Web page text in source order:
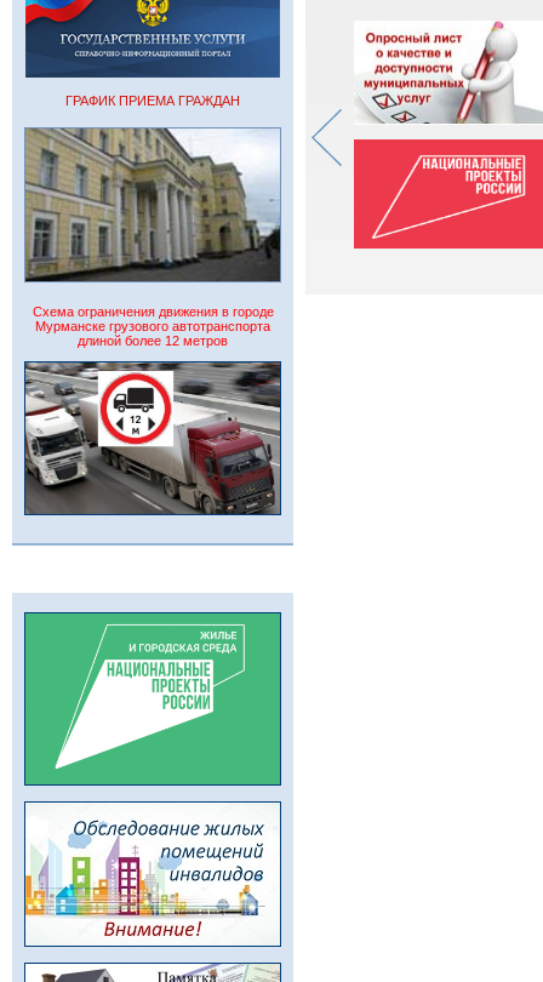
ГРАФИК ПРИЕМА ГРАЖДАН
Схема ограничения движения в городе
Мурманске грузового автотранспорта
длиной более 12 метров